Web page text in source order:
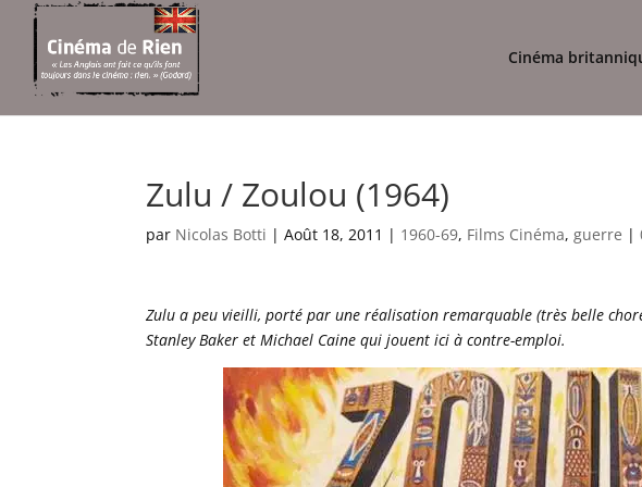
Cinéma
Zulu / Zoulou (1964)
par Nicolas Botti |Août 18, 2011 | 1960-69, Films Cinéma,guerre |
Zulu a peu vieilli, porté par une réalisation remarquable (très belle
Stanley Baker et Michael Caine qui jouent ici à contre-emploi.